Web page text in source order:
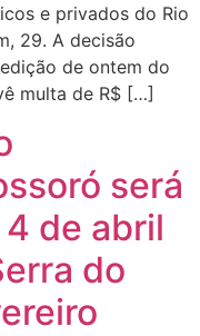
e privados do Rio
29. A decisão
de ontem do
multa de R$ […]
será
de abril
do